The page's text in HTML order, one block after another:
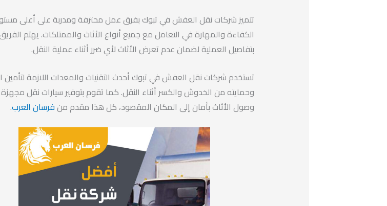
تتميز شركات نقل العفش في تبوك بفرق عمل محترفة ومدربة على أعلى
الكفاءة والمهارة في التعامل مع جميع أنواع الأثاث والممتلكات. يهتم الفريق
بتفاصيل العملية لضمان عدم تعرض الأثاث لأي ضرر أثناء عملية النقل.
تستخدم شركات نقل العفش في تبوك أحدث التقنيات والمعدات اللازمة لتأمين
وحمايته من الخدوش والكسر أثناء النقل. كما تقوم بتوفير سيارات نقل
وصول الأثاث بأمان إلى المكان المقصود، كل هذا مقدم من فرسان العرب.